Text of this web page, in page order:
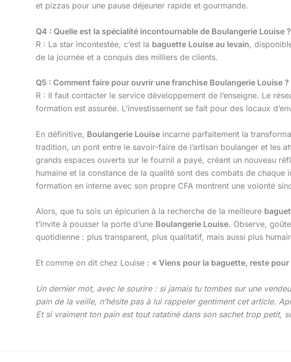
et pizzas pour une pause déjeuner rapide et gourmande.
Q4 : Quelle est la spécialité incontournable de Boulangerie Louise ?
R : La star incontestée, c’est la baguette Louise au levain,
de la journée et a conquis des milliers de clients.
Q5 : Comment faire pour ouvrir une franchise Boulangerie Louise ?
R : Il faut contacter le service développement de l’enseigne. Le
formation est assurée. L’investissement se fait pour des locaux
En définitive, Boulangerie Louise incarne parfaitement la
tradition, un pont entre le savoir-faire de l’artisan boulanger et les
grands espaces ouverts sur le fournil a payé, créant un nouveau
humaine et la constance de la qualité sont des combats de
formation en interne avec son propre CFA montrent une volonté
Alors, que tu sois un épicurien à la recherche de la meilleure
t’invite à pousser la porte d’une Boulangerie Louise. Observe,
quotidienne : plus transparent, plus qualitatif, mais aussi plus
Et comme on dit chez Louise : « Viens pour la baguette, reste
Un dernier mot, avec le sourire : si jamais tu tombes sur une
pain de la veille, n’hésite pas à lui rappeler gentiment cet article.
Et si vraiment ton pain est tout ratatiné dans son sachet trop petit,